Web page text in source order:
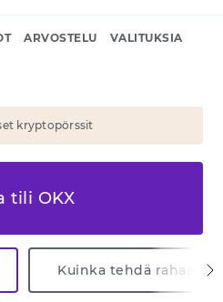
ARVOSTELU VALITUKSIA
kryptopörssit
tili OKX
Kuinka tehdä rahaa